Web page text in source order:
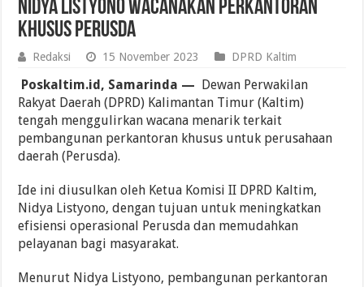
Nidya Listyono Wacanakan Perkantoran
Khusus Perusda
Redaksi 15 November 2023 DPRD Kaltim
Poskaltim.id, Samarinda — Dewan Perwakilan
Rakyat Daerah (DPRD) Kalimantan Timur (Kaltim)
tengah menggulirkan wacana menarik terkait
pembangunan perkantoran khusus untuk perusahaan
daerah (Perusda).
Ide ini diusulkan oleh Ketua Komisi II DPRD Kaltim,
Nidya Listyono, dengan tujuan untuk meningkatkan
efisiensi operasional Perusda dan memudahkan
pelayanan bagi masyarakat.
Menurut Nidya Listyono, pembangunan perkantoran